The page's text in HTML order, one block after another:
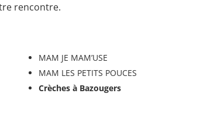
rencontre.
MAM JE MAM’USE
MAM LES PETITS POUCES
Crèches à Bazougers